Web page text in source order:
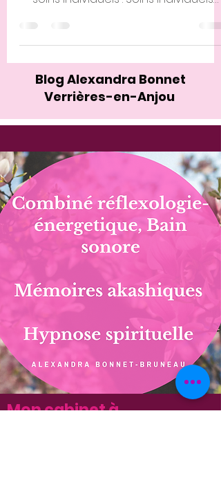
soins individuels : Soins individuels
ANGERS Reflexologie-energetique,
memoires akashiques, hypnose soins
individuels Alexandra Bonnet
simple : Aide à l'auto guérison du
d'éliminer les toxines, libère du stress
et de ressentir une grande détente.
Combiné Réflexologie-énergétique
ADULTE ENFANT ET BEBE : Soin qui vous
aidera pour le
Blog Alexandra Bonnet